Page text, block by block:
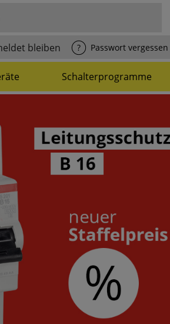
bleiben ? Passwort vergessen
Schalterprogramme